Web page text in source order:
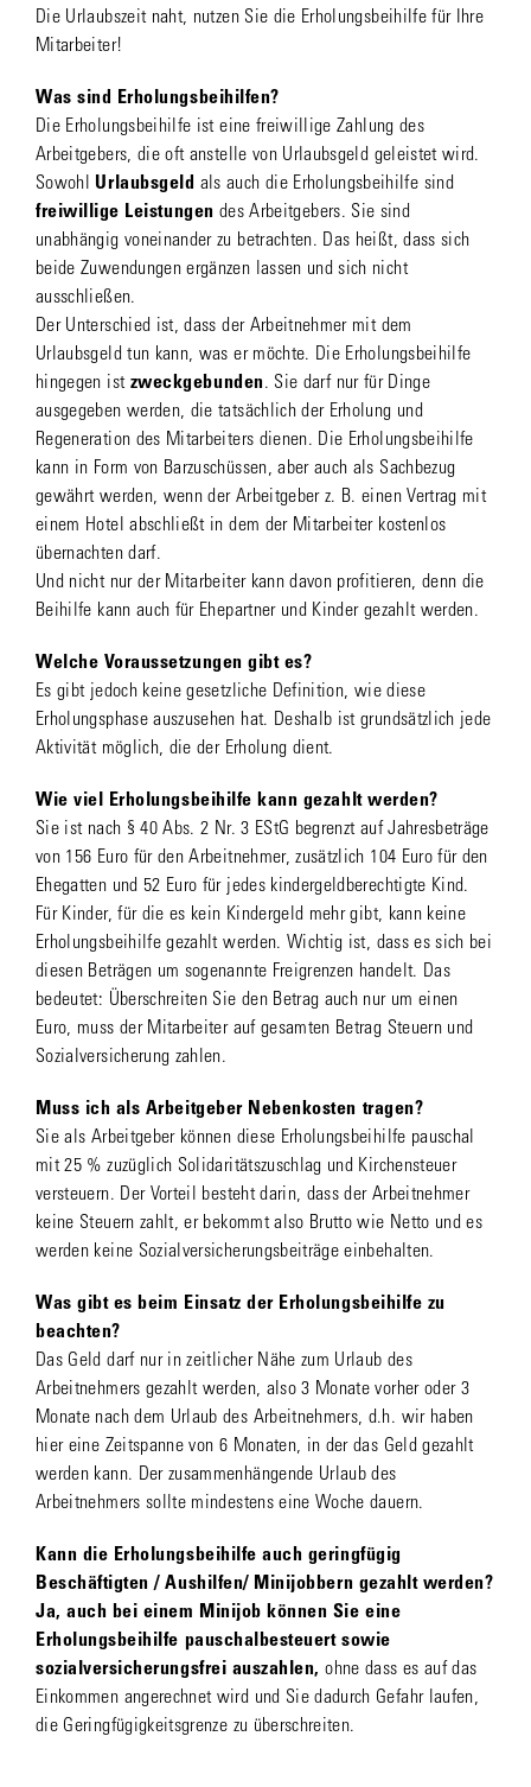
Die Urlaubszeit naht, nutzen Sie die Erholungsbeihilfe für Ihre
Mitarbeiter!
Was sind Erholungsbeihilfen?
Die Erholungsbeihilfe ist eine freiwillige Zahlung des
Arbeitgebers, die oft anstelle von Urlaubsgeld geleistet wird.
Sowohl Urlaubsgeld als auch die Erholungsbeihilfe sind
freiwillige Leistungen des Arbeitgebers. Sie sind
unabhängig voneinander zu betrachten. Das heißt, dass sich
beide Zuwendungen ergänzen lassen und sich nicht
ausschließen.
Der Unterschied ist, dass der Arbeitnehmer mit dem
Urlaubsgeld tun kann, was er möchte. Die Erholungsbeihilfe
hingegen istzweckgebunden. Sie darf nur für Dinge
ausgegeben werden, die tatsächlich der Erholung und
Regeneration des Mitarbeiters dienen. Die Erholungsbeihilfe
kann in Form von Barzuschüssen, aber auch als Sachbezug
gewährt werden, wenn der Arbeitgeber z. B. einen Vertrag mit
einem Hotel abschließt in dem der Mitarbeiter kostenlos
übernachten darf.
Und nicht nur der Mitarbeiter kann davon profitieren, denn die
Beihilfe kann auch für Ehepartner und Kinder gezahlt werden.
Welche Voraussetzungen gibt es?
Es gibt jedoch keine gesetzliche Definition, wie diese
Erholungsphase auszusehen hat. Deshalb ist grundsätzlich jede
Aktivität möglich, die der Erholung dient.
Wie viel Erholungsbeihilfe kann gezahlt werden?
Sie ist nach § 40 Abs. 2 Nr. 3 EStG begrenzt auf Jahresbeträge
von 156 Euro für den Arbeitnehmer, zusätzlich 104 Euro für den
Ehegatten und 52 Euro für jedes kindergeldberechtigte Kind.
Für Kinder, für die es kein Kindergeld mehr gibt, kann keine
Erholungsbeihilfe gezahlt werden. Wichtig ist, dass es sich bei
diesen Beträgen um sogenannte Freigrenzen handelt. Das
bedeutet: Überschreiten Sie den Betrag auch nur um einen
Euro, muss der Mitarbeiter auf gesamten Betrag Steuern und
Sozialversicherung zahlen.
Muss ich als Arbeitgeber Nebenkosten tragen?
Sie als Arbeitgeber können diese Erholungsbeihilfe pauschal
mit 25 % zuzüglich Solidaritätszuschlag und Kirchensteuer
versteuern. Der Vorteil besteht darin, dass der Arbeitnehmer
keine Steuern zahlt, er bekommt also Brutto wie Netto und es
werden keine Sozialversicherungsbeiträge einbehalten.
Was gibt es beim Einsatz der Erholungsbeihilfe zu
beachten?
Das Geld darf nur in zeitlicher Nähe zum Urlaub des
Arbeitnehmers gezahlt werden, also 3 Monate vorher oder 3
Monate nach dem Urlaub des Arbeitnehmers, d.h. wir haben
hier eine Zeitspanne von 6 Monaten, in der das Geld gezahlt
werden kann. Der zusammenhängende Urlaub des
Arbeitnehmers sollte mindestens eine Woche dauern.
Kann die Erholungsbeihilfe auch geringfügig
Beschäftigten / Aushilfen/ Minijobbern gezahlt werden?
Ja, auch bei einem Minijob können Sie eine
Erholungsbeihilfe pauschalbesteuert sowie
sozialversicherungsfrei auszahlen, ohne dass es auf das
Einkommen angerechnet wird und Sie dadurch Gefahr laufen,
die Geringfügigkeitsgrenze zu überschreiten.